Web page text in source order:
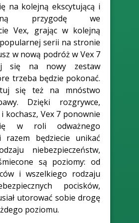
na kolejną ekscytującą i
przygodę we
Vex, grając w kolejną
serii na stronie
w nową podróż w Vex 7
się na nowy zestaw
trzeba będzie pokonać.
się też na mnóstwo
Dzięki rozgrywce,
kochasz, Vex 7 ponownie
w roli odważnego
razem będziecie unikać
niebezpieczeństw,
są poziomy: od
i wszelkiego rodzaju
pocisków,
utorować sobie drogę
poziomu.